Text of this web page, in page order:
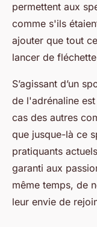
permettent aux
comme s'ils
ajouter que tout
lancer de
S’agissant d’un
de l'adrénaline
cas des autres
que jusque-là ce
pratiquants
garanti aux
même temps, de
leur envie de